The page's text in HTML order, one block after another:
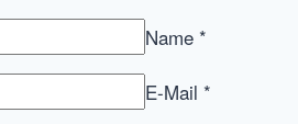
Name *
E-Mail *